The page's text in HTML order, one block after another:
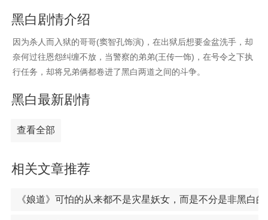
黑白剧情介绍
因为杀人而入狱的哥哥(窦智孔饰演)，在出狱后想要金盆洗手，却
奈何过往恩怨纠缠不放，当警察的弟弟(王传一饰)，在号令之下执
行任务，却将兄弟俩都卷进了黑白两道之间的斗争。
黑白最新剧情
查看全部
相关文章推荐
《娘道》可怕的从来都不是灾星妖女，而是不分是非黑白